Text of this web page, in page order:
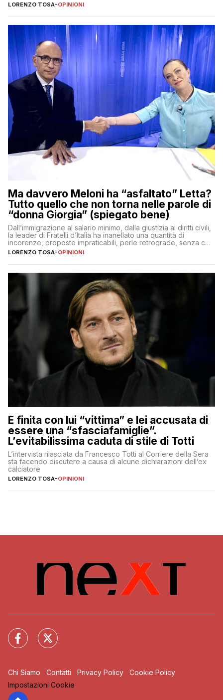
LORENZO TOSA-OPINIONI
Ma davvero Meloni ha “asfaltato” Letta?
Tutto quello che non torna nelle parole di
“donna Giorgia” (spiegato bene)
Dall’immigrazione al salario minimo, dalla giustizia ai diritti civili,
la leader di Fratelli d’Italia ha inanellato una quantità di
incorenze, proposte impraticabili, perle retrograde, senza che
nessuno – a destra come a sinistra – glielo abbia fatto notare
LORENZO TOSA-OPINIONI
È finita con lui “vittima” e lei accusata di
essere una “sfasciafamiglie”.
L’evitabilissima caduta di stile di Totti
L’intervista rilasciata da Francesco Totti al Corriere della Sera
sta facendo discutere a causa di alcune dichiarazioni dell’ex
calciatore
LORENZO TOSA-OPINIONI
Chi Siamo Contatti Privacy Policy
Cookie Policy
Impostazioni Cookie